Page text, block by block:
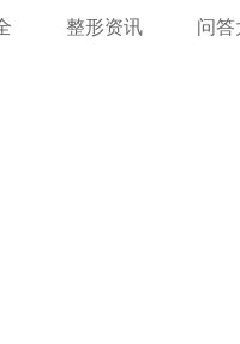
整形资讯 问答